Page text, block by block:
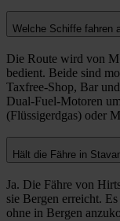
Welche Schiffe fahren
Die Route wird von
bedient. Beide sind
Taxfree-Shop, Bar
Dual-Fuel-Motoren
(Flüssigerdgas) oder
Hält die Fähre in
Ja. Die Fähre von
sie Bergen erreicht.
ohne in Bergen